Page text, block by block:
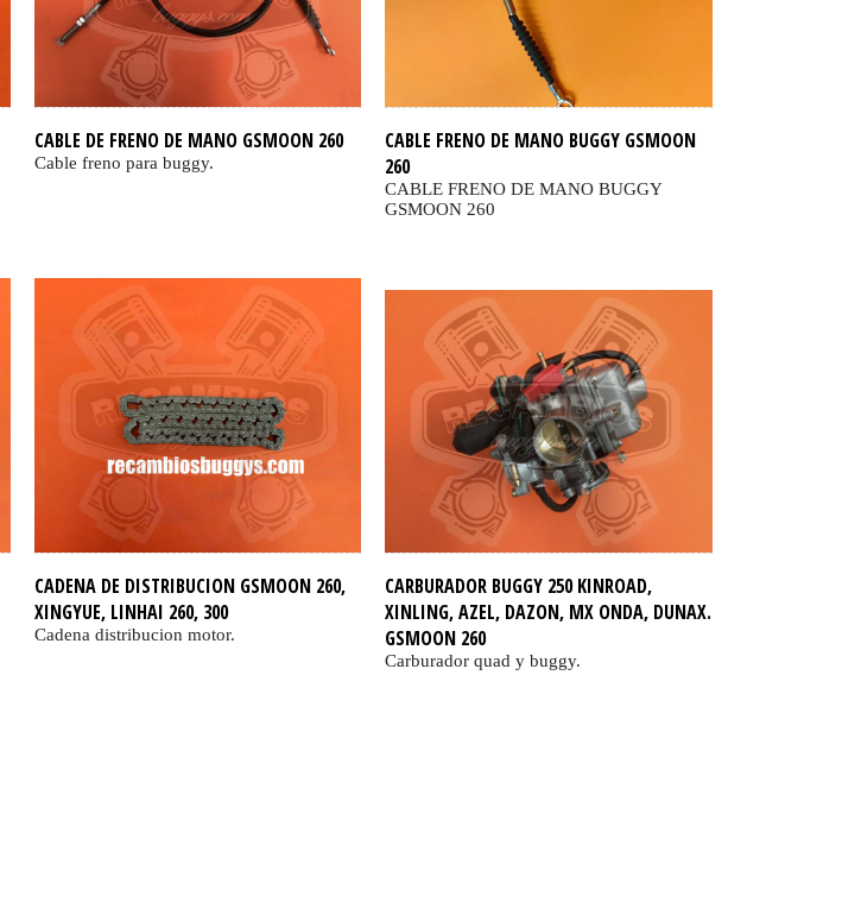
CABLE DE FRENO DE MANO GSMOON 260
Cable freno para buggy.
CABLE FRENO DE MANO BUGGY GSMOON
260
CABLE FRENO DE MANO BUGGY
GSMOON 260
CADENA DE DISTRIBUCION GSMOON 260,
XINGYUE, LINHAI 260, 300
Cadena distribucion motor.
CARBURADOR BUGGY 250 KINROAD,
XINLING, AZEL, DAZON, MX ONDA, DUNAX.
GSMOON 260
Carburador quad y buggy.